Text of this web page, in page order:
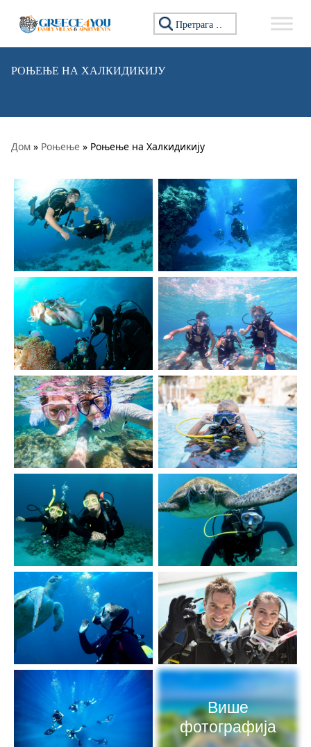
Претражи:
РОЊЕЊЕ НА ХАЛКИДИКИЈУ
Дом » Роњење » Роњење на Халкидикију
Више
фотографија